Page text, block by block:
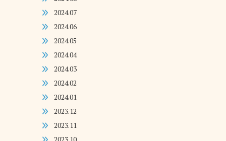
2024.07
2024.06
2024.05
2024.04
2024.03
2024.02
2024.01
2023.12
2023.11